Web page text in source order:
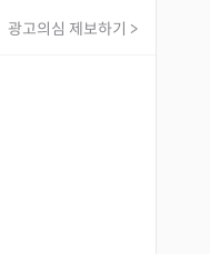
광고의심 제보하기 >